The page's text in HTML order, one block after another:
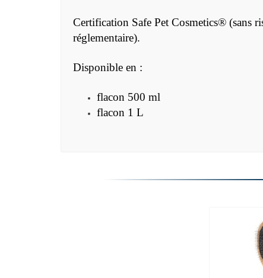
Certification Safe Pet Cosmetics® (sans
réglementaire).
Disponible en :
flacon 500 ml
flacon 1 L